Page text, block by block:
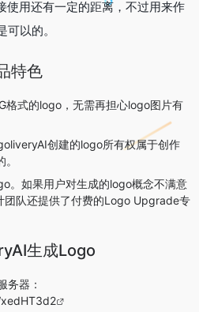
使用还有一定的距离，不过用来作
以的。
特色
格式的logo，无需再担心logo图片有
创建的logo所有权属于创作
。如果用户对生成的logo概念不满意
团队还提供了付费的Logo Upgrade专
生成Logo
务器：